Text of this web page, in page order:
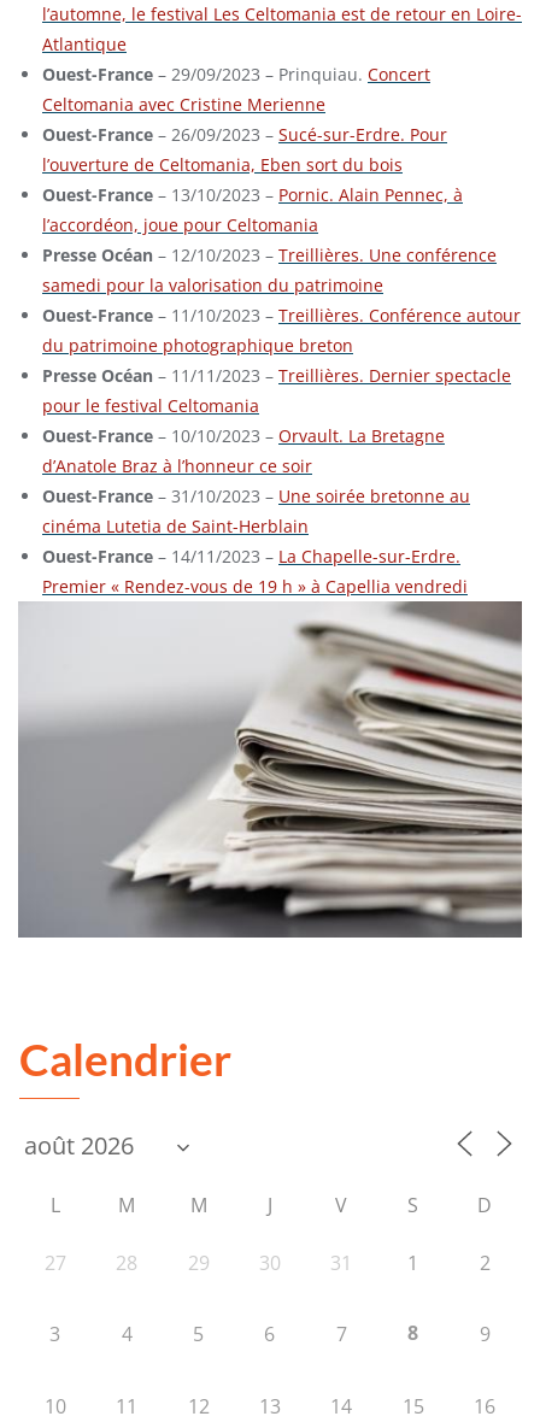
l’automne, le festival Les Celtomania est de retour en Loire-
Atlantique
Ouest-France – 29/09/2023 – Prinquiau. Concert
Celtomania avec Cristine Merienne
Ouest-France – 26/09/2023 – Sucé-sur-Erdre. Pour
l’ouverture de Celtomania, Eben sort du bois
Ouest-France – 13/10/2023 – Pornic. Alain Pennec, à
l’accordéon, joue pour Celtomania
Presse Océan – 12/10/2023 – Treillières. Une conférence
samedi pour la valorisation du patrimoine
Ouest-France – 11/10/2023 – Treillières. Conférence autour
du patrimoine photographique breton
Presse Océan – 11/11/2023 – Treillières. Dernier spectacle
pour le festival Celtomania
Ouest-France – 10/10/2023 – Orvault. La Bretagne
d’Anatole Braz à l’honneur ce soir
Ouest-France – 31/10/2023 – Une soirée bretonne au
cinéma Lutetia de Saint-Herblain
Ouest-France – 14/11/2023 – La Chapelle-sur-Erdre.
Premier « Rendez-vous de 19 h » à Capellia vendredi
Calendrier
L M M J V S D
27 28 29 30 31 1 2
3 4 5 6 7 8 9
10 11 12 13 14 15 16